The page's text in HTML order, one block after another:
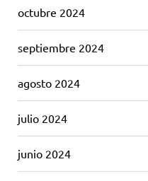
octubre 2024
septiembre 2024
agosto 2024
julio 2024
junio 2024